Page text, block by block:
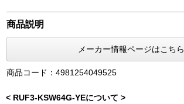
商品説明
メーカー情報ページはこちら
商品コード：4981254049525
< RUF3-KSW64G-YEについて >